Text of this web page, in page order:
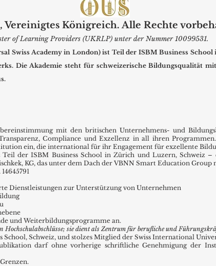
Königreich. Alle Rechte
of Learning Providers (UKRLP) unter der Nummer 10099531.
Swiss Academy in London) ist Teil der ISBM Business
Die Akademie steht für schweizerische Bildungsqualität
mit den britischen Unternehmens- und
Compliance und Exzellenz in all ihren
ein, die international für ihr Engagement für exzellente
der ISBM Business School in Zürich und Luzern, Schweiz
KG, das unter dem Dach der VBNN Smart Education
Dienstleistungen zur Unterstützung von Unternehmen
und Weiterbildungsprogramme an.
Hochschulabschlüsse; sie dient als Zentrum für berufliche und
School, Schweiz, und stolzes Mitglied der Swiss International
darf ohne vorherige schriftliche Genehmigung der